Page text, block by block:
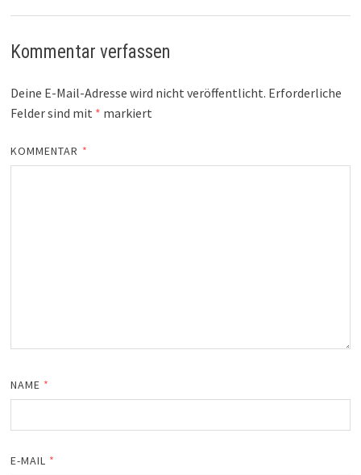
Kommentar verfassen
Deine E-Mail-Adresse wird nicht veröffentlicht. Erforderliche
Felder sind mit * markiert
KOMMENTAR *
NAME *
E-MAIL *